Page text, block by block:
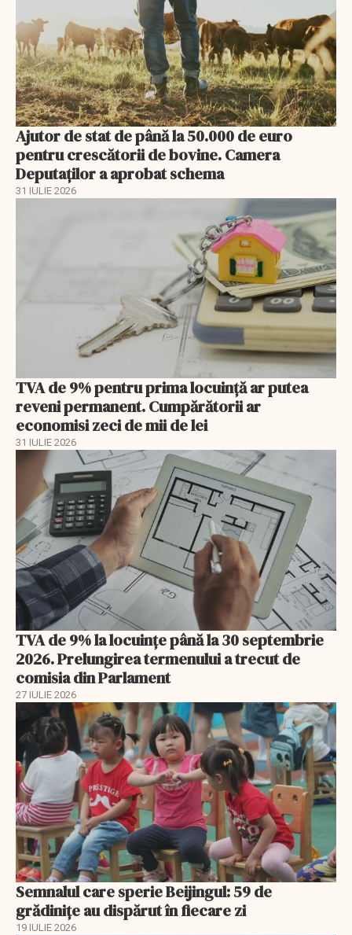
Ajutor de stat de până la 50.000 de euro
pentru crescătorii de bovine. Camera
Deputaților a aprobat schema
31 IULIE 2026
TVA de 9% pentru prima locuință ar putea
reveni permanent. Cumpărătorii ar
economisi zeci de mii de lei
31 IULIE 2026
TVA de 9% la locuințe până la 30 septembrie
2026. Prelungirea termenului a trecut de
comisia din Parlament
27 IULIE 2026
Semnalul care sperie Beijingul: 59 de
grădinițe au dispărut în fiecare zi
19 IULIE 2026